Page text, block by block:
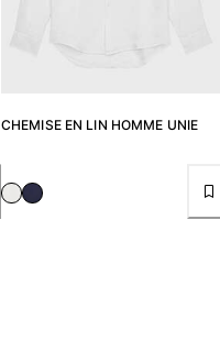
CHEMISE EN LIN HOMME UNIE